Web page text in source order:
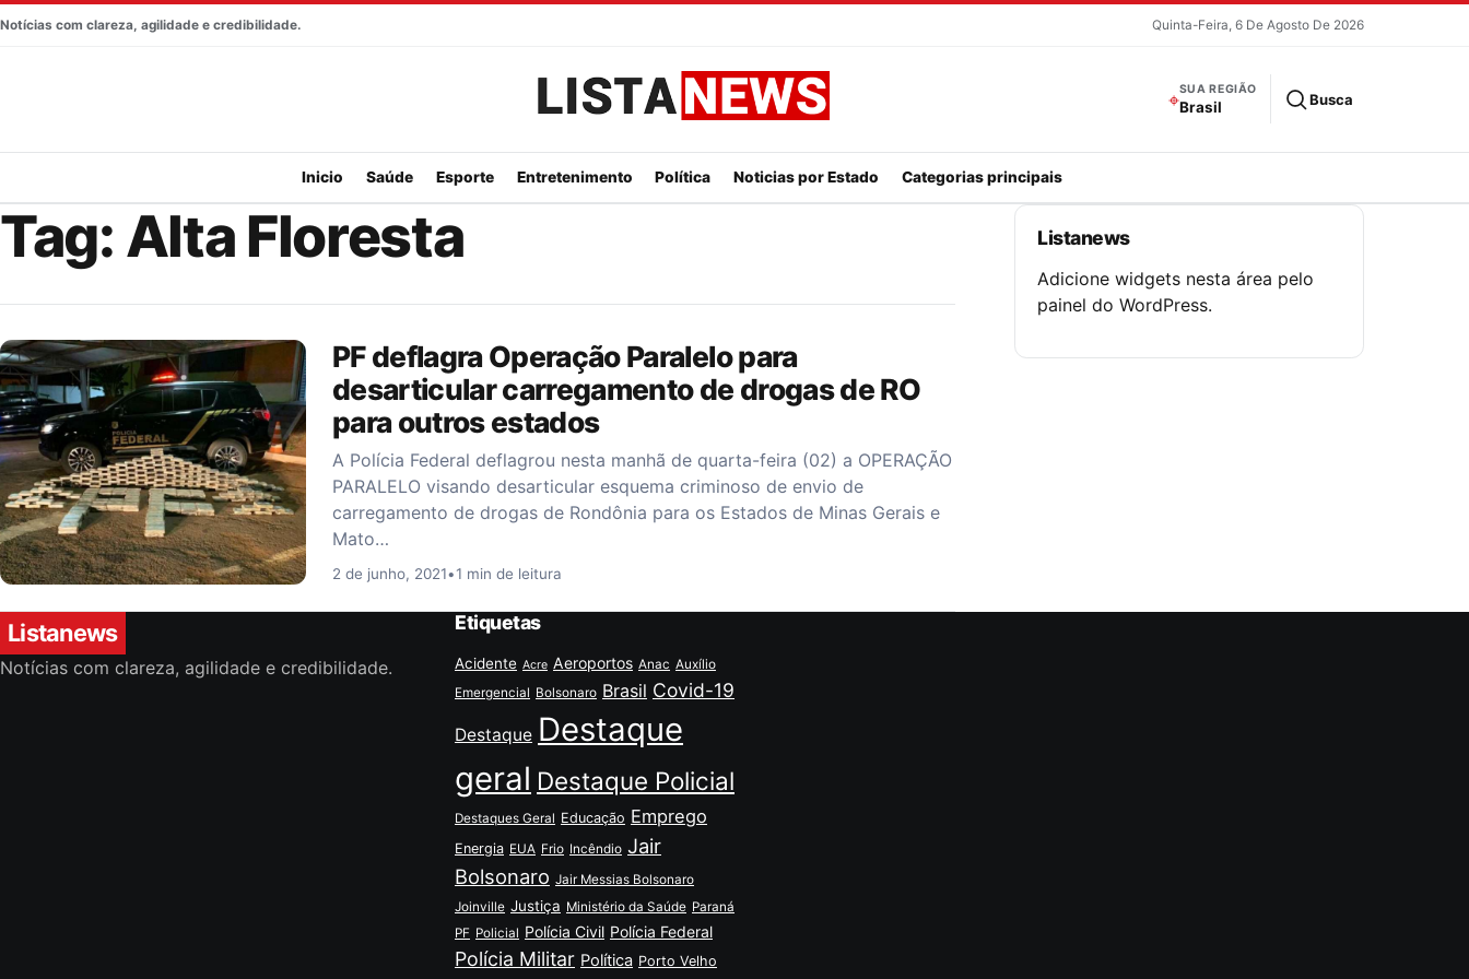
Notícias com clareza, agilidade e credibilidade. Quinta-Feira, 6 De Agosto De 2026
Listanews ⌖SUA REGIÃO
Brasil Busca
Inicio Saúde Esporte Entretenimento Política Noticias por Estado Categorias principais
Tag: Alta Floresta
PF deflagra Operação Paralelo para
desarticular carregamento de drogas de RO
para outros estados
A Polícia Federal deflagrou nesta manhã de quarta-feira (02) a OPERAÇÃO
PARALELO visando desarticular esquema criminoso de envio de
carregamento de drogas de Rondônia para os Estados de Minas Gerais e
Mato…
2 de junho, 2021•1 min de leitura
Listanews
Adicione widgets nesta área pelo
painel do WordPress.
Listanews
Notícias com clareza, agilidade e credibilidade.
Etiquetas
Acidente Acre Aeroportos Anac Auxílio
Emergencial Bolsonaro Brasil Covid-19
Destaque Destaque
geral Destaque Policial
Destaques Geral Educação Emprego
Energia EUA Frio Incêndio Jair
Bolsonaro Jair Messias Bolsonaro
Joinville Justiça Ministério da Saúde Paraná
PF Policial Polícia Civil Polícia Federal
Polícia Militar Política Porto Velho